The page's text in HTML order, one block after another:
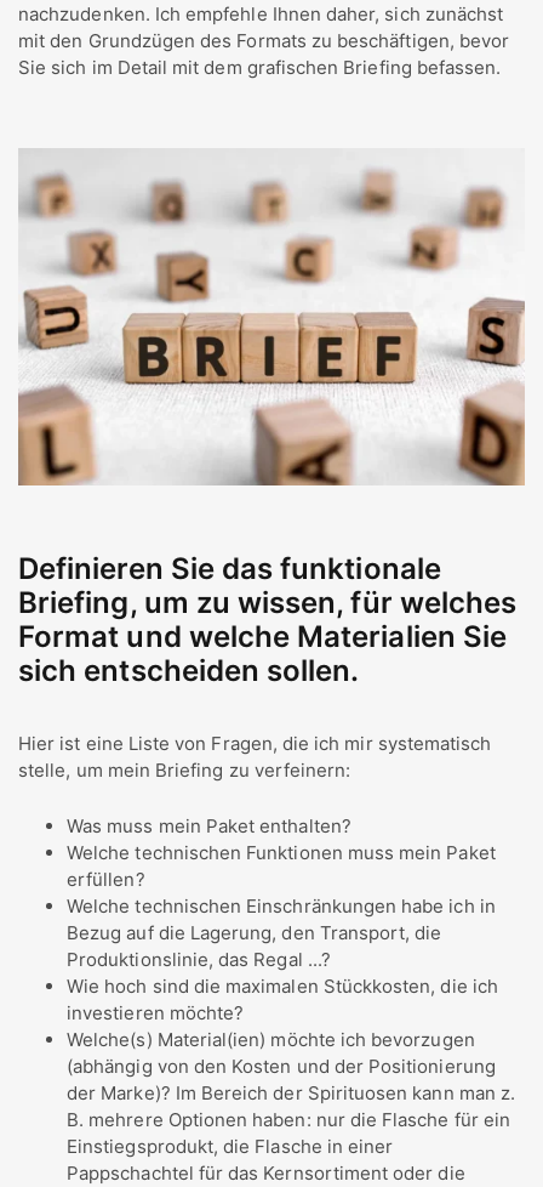
nachzudenken. Ich empfehle Ihnen daher, sich zunächst
mit den Grundzügen des Formats zu beschäftigen, bevor
Sie sich im Detail mit dem grafischen Briefing befassen.
Definieren Sie das funktionale
Briefing, um zu wissen, für welches
Format und welche Materialien Sie
sich entscheiden sollen.
Hier ist eine Liste von Fragen, die ich mir systematisch
stelle, um mein Briefing zu verfeinern:
Was muss mein Paket enthalten?
Welche technischen Funktionen muss mein Paket
erfüllen?
Welche technischen Einschränkungen habe ich in
Bezug auf die Lagerung, den Transport, die
Produktionslinie, das Regal ...?
Wie hoch sind die maximalen Stückkosten, die ich
investieren möchte?
Welche(s) Material(ien) möchte ich bevorzugen
(abhängig von den Kosten und der Positionierung
der Marke)? Im Bereich der Spirituosen kann man z.
B. mehrere Optionen haben: nur die Flasche für ein
Einstiegsprodukt, die Flasche in einer
Pappschachtel für das Kernsortiment oder die